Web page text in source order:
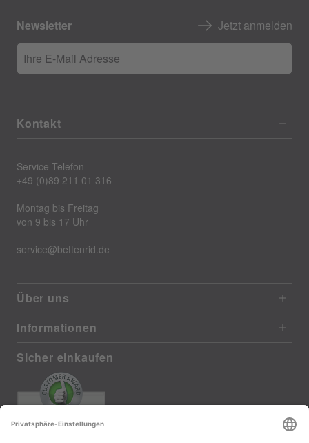
Newsletter Jetzt anmelden
Ihre E-Mail Adresse
Kontakt
Service-Telefon
+49 (0)89 211 01 316
Montag bis Freitag
von 9 bis 17 Uhr
service@bettenrid.de
Über uns
Informationen
Sicher einkaufen